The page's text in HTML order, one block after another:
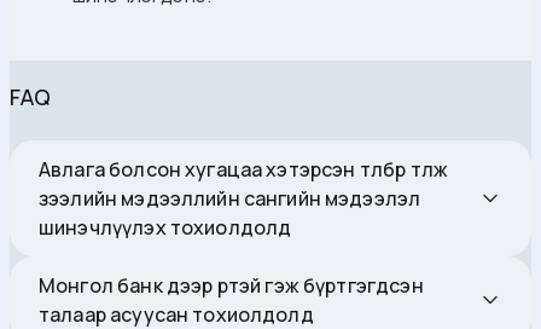
FAQ
Авлага болсон хугацаа хэтэрсэн төлбөр төлж
зээлийн мэдээллийн сангийн мэдээлэл
шинэчлүүлэх тохиолдолд
Монгол банк дээр өртэй гэж бүртгэгдсэн
талаар асуусан тохиолдолд